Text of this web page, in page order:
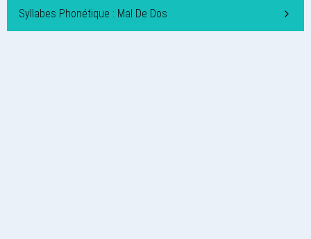
Syllabes Phonétique : Mal De Dos